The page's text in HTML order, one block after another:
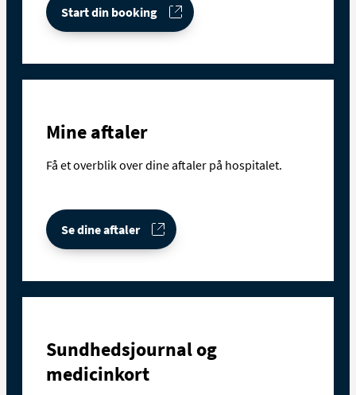
Start din booking
Mine aftaler
Få et overblik over dine aftaler på hospitalet.
Se dine aftaler
Sundhedsjournal og
medicinkort